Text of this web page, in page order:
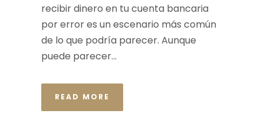
recibir dinero en tu cuenta bancaria
por error es un escenario más común
de lo que podría parecer. Aunque
puede parecer...
READ MORE